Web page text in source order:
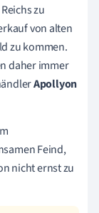
zu
von alten
zu kommen.
daher immer
Apollyon
Feind,
nicht ernst zu